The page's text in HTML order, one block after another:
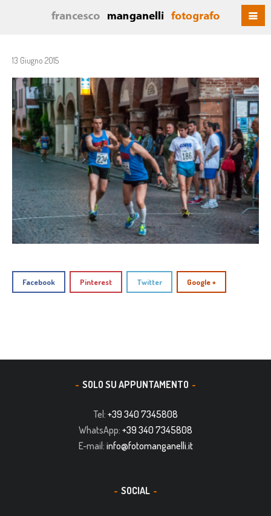
13 Giugno 2015
Facebook Pinterest Twitter Google +
SOLO SU APPUNTAMENTO
Tel: +39 340 7345808
WhatsApp: +39 340 7345808
E-mail: info@fotomanganelli.it
SOCIAL